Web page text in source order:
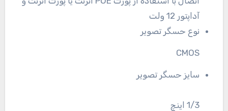
آداپتور 12 ولت
نوع حسگر تصویر
CMOS
سایز حسگر تصویر
1/3 اینچ